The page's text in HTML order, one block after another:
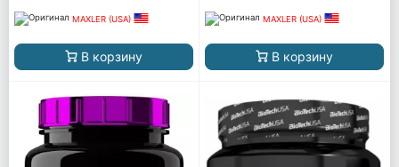
MAXLER (USA)
В корзину
MAXLER (USA)
В корзину